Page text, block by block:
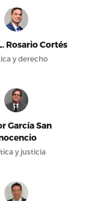
Rosario Cortés
y derecho
García San
y justicia